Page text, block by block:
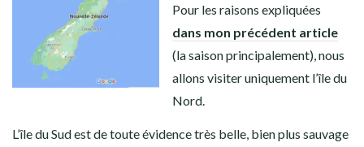
Pour les raisons expliquées
dans mon précédent article
(la saison principalement), nous
allons visiter uniquement l’île du
Nord.
L’île du Sud est de toute évidence très belle, bien plus sauvage